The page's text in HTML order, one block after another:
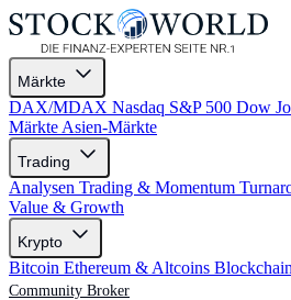
Märkte
DAX/MDAX Nasdaq S&P 500 Dow
Märkte Asien-Märkte
Trading
Analysen Trading & Momentum
Value & Growth
Krypto
Bitcoin Ethereum & Altcoins Blockchain
Community Broker